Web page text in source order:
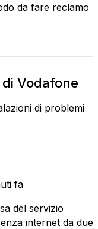
da fare reclamo
Vodafone
di problemi
fa
del servizio
internet da due